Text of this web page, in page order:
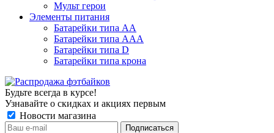
Мульт герои
Элементы питания
Батарейки типа АА
Батарейки типа ААА
Батарейки типа D
Батарейки типа крона
Будьте всегда в курсе!
Узнавайте о скидках и акциях первым
Новости магазина